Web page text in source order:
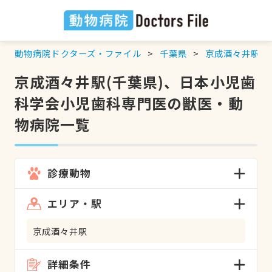
動物病院ドクターズ・ファイル 千葉県 京成酒々井駅
京成酒々井駅(千葉県)、日本小児歯
科学会小児歯科専門医の獣医・動
物病院一覧
診療動物
エリア・駅
京成酒々井駅
詳細条件